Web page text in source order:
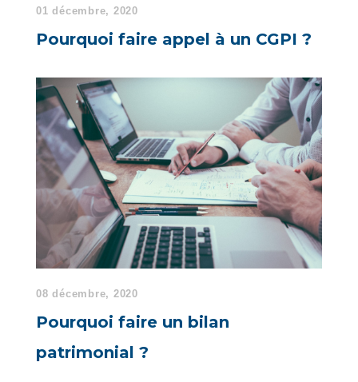
01 décembre, 2020
Pourquoi faire appel à un CGPI ?
08 décembre, 2020
Pourquoi faire un bilan
patrimonial ?